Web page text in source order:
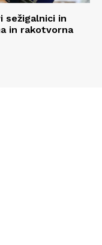
sežigalnici in
in rakotvorna